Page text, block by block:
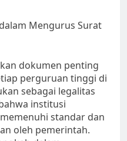
Mengurus Surat
dokumen penting
perguruan tinggi di
sebagai legalitas
institusi
standar dan
oleh pemerintah.